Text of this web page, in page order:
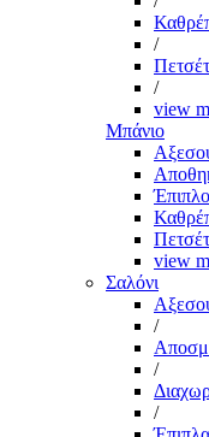
/
/
view
Μπάνιο
view
Σαλόνι
/
/
/